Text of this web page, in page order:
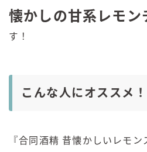
懐かしの甘系レモン
す！
こんな人にオススメ！
『合同酒精 昔懐かしいレモン